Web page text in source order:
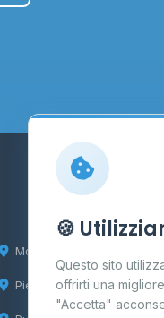
Molise
Piemonte
🍪
Questo sito
offrirti una
"Accetta"